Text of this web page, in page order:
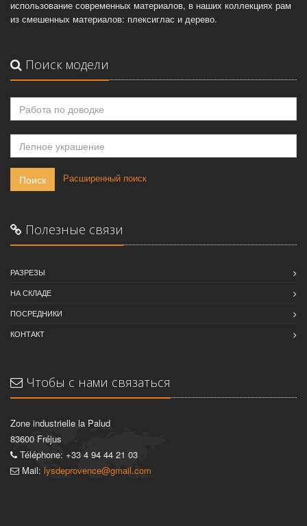
использование современных материалов, в наших коллекциях рам
из смешенных материалов: плексиглас и дерево.
Поиск модели
Поиск Расширенный поиск
Полезные связи
РАЗРЕЗЫ
НА СКЛАДЕ
ПОСРЕДНИКИ
КОНТАКТ
Чтобы с нами связаться
Zone industrielle la Palud
83600 Fréjus
Téléphone: +33 4 94 44 21 03
Mail: lysdeprovence@gmail.com